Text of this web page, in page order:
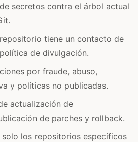
secretos contra el árbol actual
tiene un contacto de
de divulgación.
por fraude, abuso,
y políticas no publicadas.
actualización de
de parches y rollback.
los repositorios específicos